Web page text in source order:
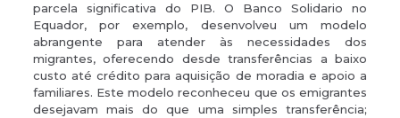
parcela significativa do PIB. O Banco Solidario no
Equador, por exemplo, desenvolveu um modelo
abrangente para atender às necessidades dos
migrantes, oferecendo desde transferências a baixo
custo até crédito para aquisição de moradia e apoio a
familiares. Este modelo reconheceu que os emigrantes
desejavam mais do que uma simples transferência;